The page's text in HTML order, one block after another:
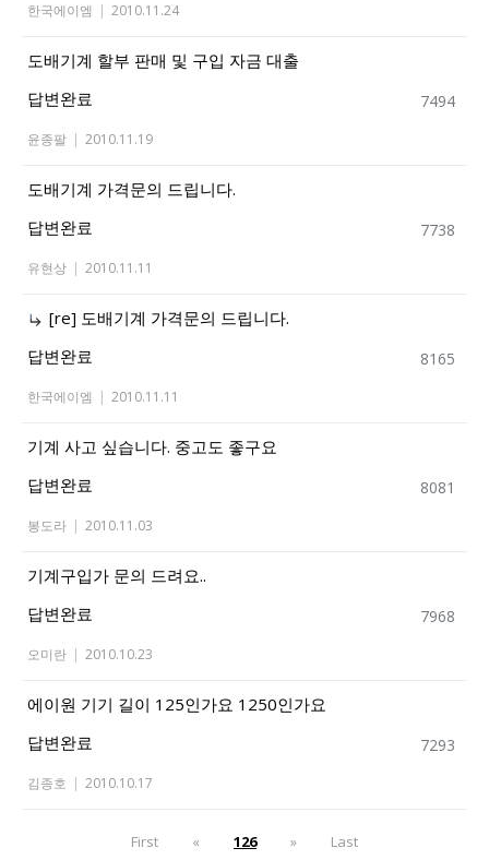
한국에이엠 | 2010.11.24
도배기계 할부 판매 및 구입 자금 대출
답변완료
윤종팔 | 2010.11.19
7494
도배기계 가격문의 드립니다.
답변완료
유현상 | 2010.11.11
7738
[re] 도배기계 가격문의 드립니다.
답변완료
한국에이엠 | 2010.11.11
8165
기계 사고 싶습니다. 중고도 좋구요
답변완료
봉도라 | 2010.11.03
8081
기계구입가 문의 드려요..
답변완료
오미란 | 2010.10.23
7968
에이원 기기 길이 125인가요 1250인가요
답변완료
김종호 | 2010.10.17
7293
First « 126 » Last